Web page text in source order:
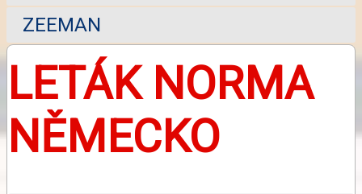
ZEEMAN
LETÁK NORMA
NĚMECKO